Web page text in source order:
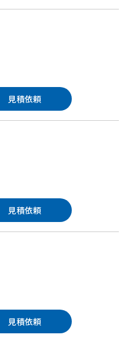
見積依頼
見積依頼
見積依頼